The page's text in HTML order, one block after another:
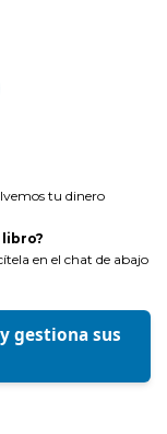
tu dinero
en el chat de abajo
y gestiona sus